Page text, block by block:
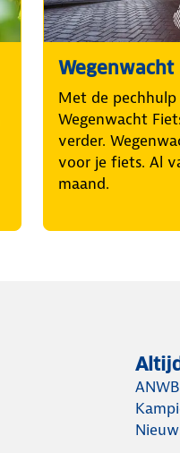
Wegenwacht
Met de pechhulp
Wegenwacht
verder.
voor je fiets. Al
maand.